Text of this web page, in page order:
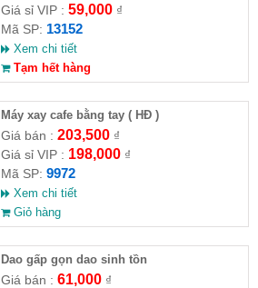
Giá sỉ VIP : 59,000₫
Mã SP: 13152
Xem chi tiết
Tạm hết hàng
Máy xay cafe bằng tay ( HĐ )
Giá bán : 203,500₫
Giá sỉ VIP : 198,000₫
Mã SP: 9972
Xem chi tiết
Giỏ hàng
Dao gấp gọn dao sinh tồn
Giá bán : 61,000₫